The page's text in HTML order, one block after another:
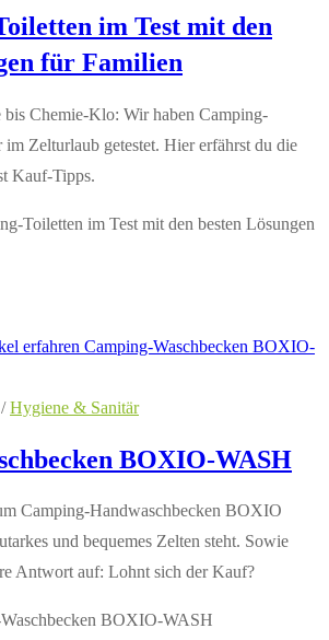
im Test mit den
für Familien
Chemie-Klo: Wir haben Camping-
Zelturlaub getestet. Hier erfährst du die
Kauf-Tipps.
Toiletten im Test mit den besten Lösungen
/Hygiene & Sanitär
BOXIO-WASH
Camping-Handwaschbecken BOXIO
und bequemes Zelten steht. Sowie
Antwort auf: Lohnt sich der Kauf?
BOXIO-WASH